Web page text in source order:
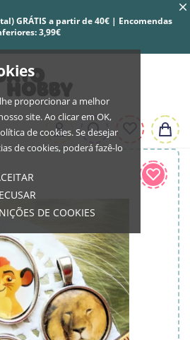
proporcionar a melhor
site. Ao clicar em OK,
de cookies. Se desejar
de cookies, poderá fazê-lo
DE COOKIES
GRÁTIS a partir de 40€ | Encomendas
3,99€